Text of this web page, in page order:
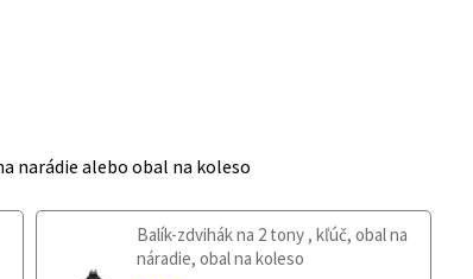
narádie alebo obal na koleso
Balík-zdvihák na 2 tony , kľúč, obal na
náradie, obal na koleso